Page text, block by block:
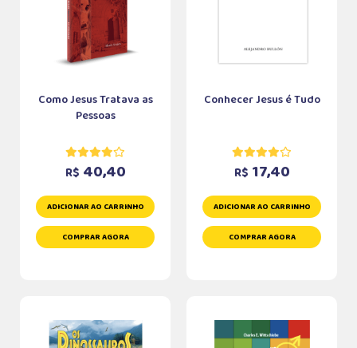
Como Jesus Tratava as
Pessoas
R$ 40,40
ADICIONAR AO CARRINHO
COMPRAR AGORA
Conhecer Jesus é Tudo
R$ 17,40
ADICIONAR AO CARRINHO
COMPRAR AGORA